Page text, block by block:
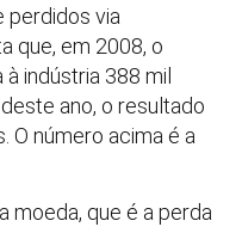
perdidos via
que, em 2008, o
indústria 388 mil
ano, o resultado
O número acima é a
moeda, que é a perda